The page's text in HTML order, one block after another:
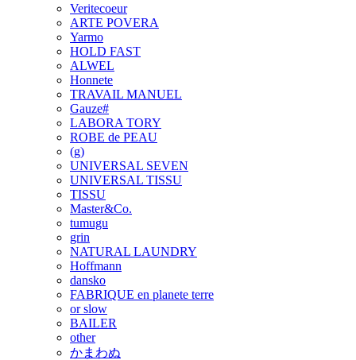
Veritecoeur
ARTE POVERA
Yarmo
HOLD FAST
ALWEL
Honnete
TRAVAIL MANUEL
Gauze#
LABORA TORY
ROBE de PEAU
(g)
UNIVERSAL SEVEN
UNIVERSAL TISSU
TISSU
Master&Co.
tumugu
grin
NATURAL LAUNDRY
Hoffmann
dansko
FABRIQUE en planete terre
or slow
BAILER
other
かまわぬ